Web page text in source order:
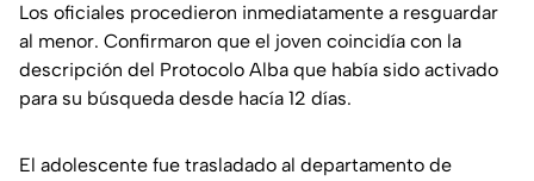
Los oficiales procedieron inmediatamente a resguardar
al menor. Confirmaron que el joven coincidía con la
descripción del Protocolo Alba que había sido activado
para su búsqueda desde hacía 12 días.
El adolescente fue trasladado al departamento de